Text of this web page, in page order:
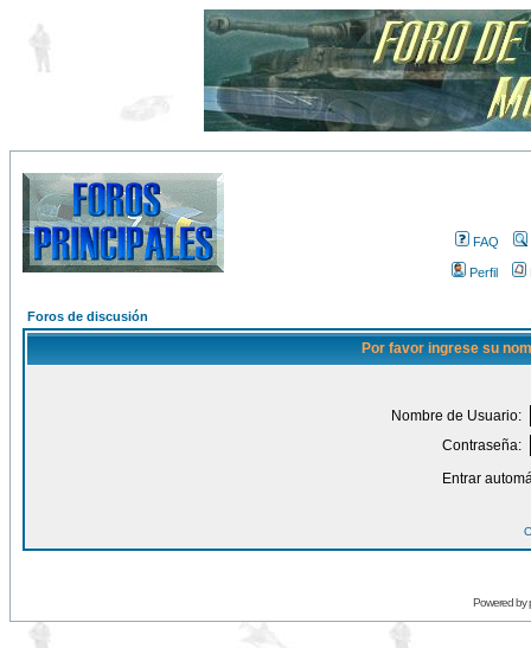
FAQ
Perfil
Foros de discusión
Por favor ingrese su
Nombre de Usuario:
Contraseña:
Entrar
Powered by